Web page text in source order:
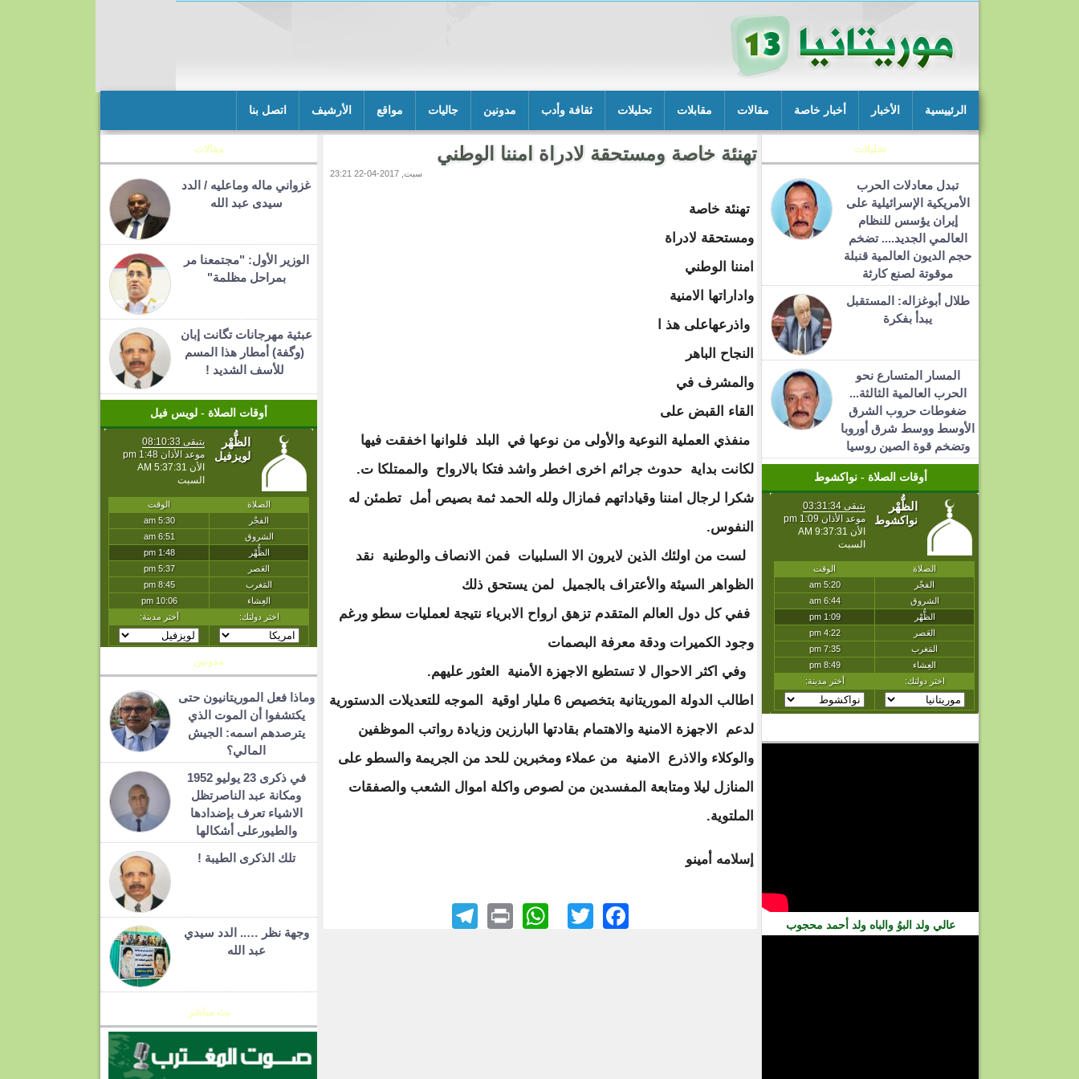
الرئييسية الأخبار أخبار خاصة مقالات مقابلات تحليلات ثقافة وأدب مدونين جاليات مواقع الأرشيف اتصل بنا
تحليلات
تبدل معادلات الحرب
الأمريكية الإسرائيلية على
إيران يؤسس للنظام
العالمي الجديد.... تضخم
حجم الديون العالمية قنبلة
موقوتة لصنع كارثة
طلال أبوغزاله: المستقبل
يبدأ بفكرة
المسار المتسارع نحو
الحرب العالمية الثالثة...
ضغوطات حروب الشرق
الأوسط ووسط شرق أوروبا
وتضخم قوة الصين روسيا
أوقات الصلاة - نواكشوط
عالي ولد البوُ والباه ولد أحمد محجوب
تهنئة خاصة ومستحقة لادراة امننا الوطني
سبت, 2017-04-22 23:21
تهنئة خاصة
ومستحقة لادراة
امننا الوطني
واداراتها الامنية
واذرعهاعلى هذ ا
النجاح الباهر
والمشرف في
القاء القبض على
منفذي العملية النوعية والأولى من نوعها في البلد فلوانها اخفقت فيها
لكانت بداية حدوث جرائم اخرى اخطر واشد فتكا بالارواح والممتلكا ت.
شكرا لرجال امننا وقياداتهم فمازال ولله الحمد ثمة بصيص أمل تطمئن له
النفوس.
لست من اولئك الذين لايرون الا السلبيات فمن الانصاف والوطنية نقد
الظواهر السيئة والأعتراف بالجميل لمن يستحق ذلك
ففي كل دول العالم المتقدم تزهق ارواح الابرياء نتيجة لعمليات سطو ورغم
وجود الكميرات ودقة معرفة البصمات
وفي اكثر الاحوال لا تستطيع الاجهزة الأمنية العثور عليهم.
اطالب الدولة الموريتانية بتخصيص 6 مليار اوقية الموجه للتعديلات الدستورية
لدعم الاجهزة الامنية والاهتمام بقادتها البارزين وزيادة رواتب الموظفين
والوكلاء والاذرع الامنية من عملاء ومخبرين للحد من الجريمة والسطو على
المنازل ليلا ومتابعة المفسدين من لصوص واكلة اموال الشعب والصفقات
الملتوية.
إسلامه أمينو
Facebook
Twitter
WhatsApp
Print
مقالات
غزواني ماله وماعليه / الدد
سيدى عبد الله
الوزير الأول: "مجتمعنا مر
بمراحل مظلمة"
عبثية مهرجانات تگانت إبان
(وگفة) أمطار هذا المسم
للأسف الشديد !
أوقات الصلاة - لويس فيل
مدونين
وماذا فعل الموريتانيون حتى
يكتشفوا أن الموت الذي
يترصدهم اسمه: الجيش
المالي؟
في ذكرى 23 يوليو 1952
ومكانة عبد الناصرتظل
الاشياء تعرف بإضدادها
والطيورعلى أشكالها
تلك الذكرى الطيبة !
وجهة نظر ….. الدد سيدي
عبد الله
بث مباشر